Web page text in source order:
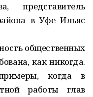
представитель
в Уфе Ильяс
общественных
как никогда.
когда в
работы глав